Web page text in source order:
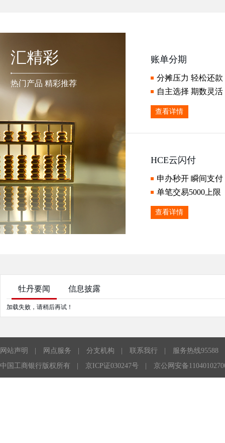
汇精彩
热门产品 精彩推荐
账单分期
分摊压力 轻松还款
自主选择 期数灵活
查看详情
HCE云闪付
申办秒开 瞬间支付
单笔交易5000上限
查看详情
牡丹要闻 信息披露
加载失败，请稍后再试！
网站声明 网点服务 分支机构 联系我行
服务热线95588
中国工商银行版权所有
京ICP证030247号 京公网安备